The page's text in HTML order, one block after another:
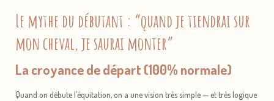
Le mythe du débutant : “quand je tiendrai sur
mon cheval, je saurai monter”
La croyance de départ (100% normale)
Quand on débute l’équitation, on a une vision très simple — et très logique